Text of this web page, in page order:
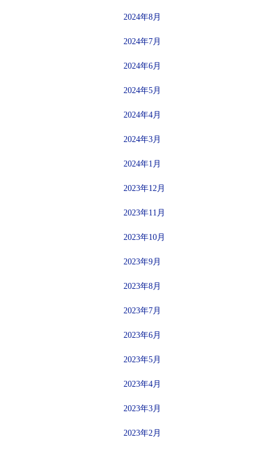
2024年8月
2024年7月
2024年6月
2024年5月
2024年4月
2024年3月
2024年1月
2023年12月
2023年11月
2023年10月
2023年9月
2023年8月
2023年7月
2023年6月
2023年5月
2023年4月
2023年3月
2023年2月